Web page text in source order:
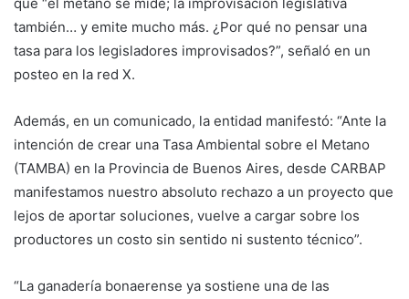
también… y emite mucho más. ¿Por qué no pensar una
tasa para los legisladores improvisados?”, señaló en un
posteo en la red X.
Además, en un comunicado, la entidad manifestó: “Ante la
intención de crear una Tasa Ambiental sobre el Metano
(TAMBA) en la Provincia de Buenos Aires, desde CARBAP
manifestamos nuestro absoluto rechazo a un proyecto que
lejos de aportar soluciones, vuelve a cargar sobre los
productores un costo sin sentido ni sustento técnico”.
“La ganadería bonaerense ya sostiene una de las